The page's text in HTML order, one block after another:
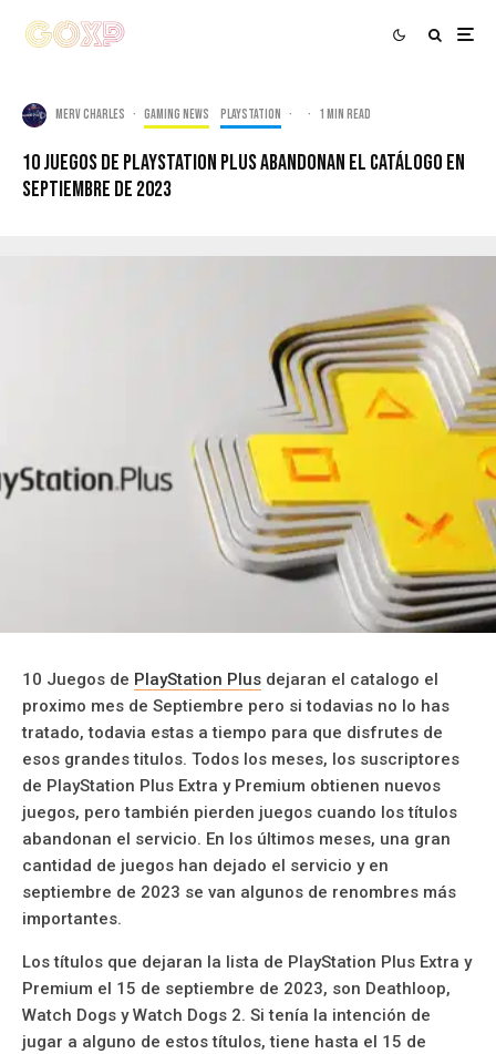
Merv Charles · Gaming news PlayStation · · 1 min read
10 juegos de PlayStation Plus abandonan el catálogo en
septiembre de 2023
10 Juegos de PlayStation Plus dejaran el catalogo el
proximo mes de Septiembre pero si todavias no lo has
tratado, todavia estas a tiempo para que disfrutes de
esos grandes titulos. Todos los meses, los suscriptores
de PlayStation Plus Extra y Premium obtienen nuevos
juegos, pero también pierden juegos cuando los títulos
abandonan el servicio. En los últimos meses, una gran
cantidad de juegos han dejado el servicio y en
septiembre de 2023 se van algunos de renombres más
importantes.
Los títulos que dejaran la lista de PlayStation Plus Extra y
Premium el 15 de septiembre de 2023, son Deathloop,
Watch Dogs y Watch Dogs 2. Si tenía la intención de
jugar a alguno de estos títulos, tiene hasta el 15 de